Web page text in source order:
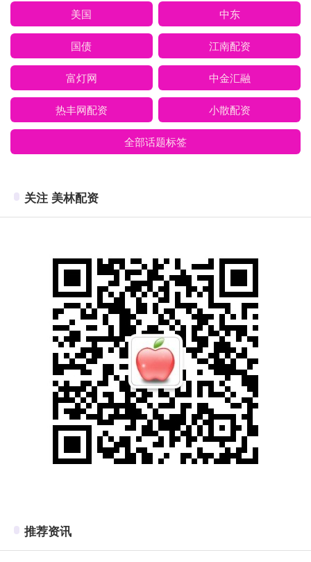
美国 中东
国债 江南配资
富灯网 中金汇融
热丰网配资 小散配资
全部话题标签
关注 美林配资
推荐资讯